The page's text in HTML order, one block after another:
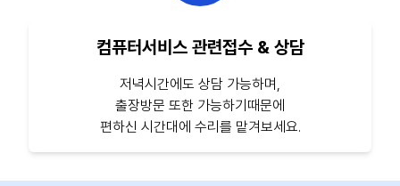
컴퓨터서비스 관련접수 & 상담
저녁시간에도 상담 가능하며,
출장방문 또한 가능하기때문에
편하신 시간대에 수리를 맡겨보세요.